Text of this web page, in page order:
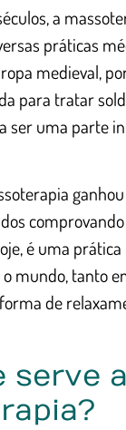
a
práticas
medieval,
para tratar
ser uma parte
ganhou
é uma
mundo, tanto
de
serve a